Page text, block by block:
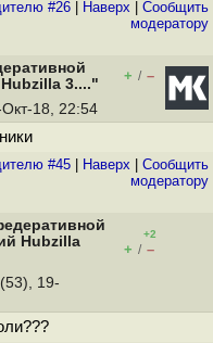
#26 Наверх
Cообщить
модератору
3...."
+ / –
18, 22:54
#45 Наверх
Cообщить
модератору
Hubzilla
+2
+ / –
(53), 19-